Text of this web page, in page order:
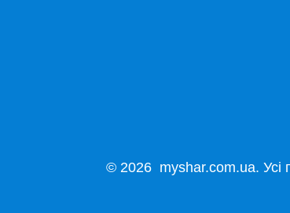
© 2026 myshar.com.ua. Усі